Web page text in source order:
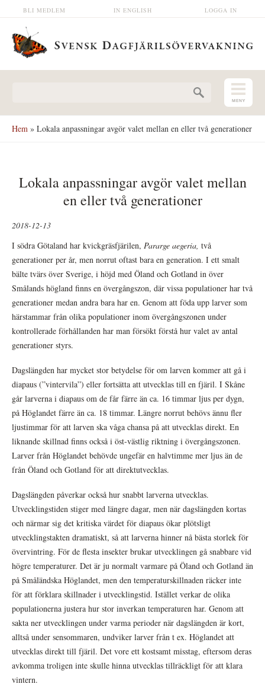
Hoppa till huvudinnehåll LOGGA IN
IN ENGLISH
BLI MEDLEM
Hem » Lokala anpassningar avgör valet mellan en eller två generationer
Lokala anpassningar avgör valet mellan
en eller två generationer
2018-12-13
I södra Götaland har kvickgräsfjärilen, Pararge aegeria, två
generationer per år, men norrut oftast bara en generation. I ett smalt
bälte tvärs över Sverige, i höjd med Öland och Gotland in över
Smålands högland finns en övergångszon, där vissa populationer har två
generationer medan andra bara har en. Genom att föda upp larver som
härstammar från olika populationer inom övergångszonen under
kontrollerade förhållanden har man försökt förstå hur valet av antal
generationer styrs.
Dagslängden har mycket stor betydelse för om larven kommer att gå i
diapaus (”vintervila”) eller fortsätta att utvecklas till en fjäril. I Skåne
går larverna i diapaus om de får färre än ca. 16 timmar ljus per dygn,
på Höglandet färre än ca. 18 timmar. Längre norrut behövs ännu fler
ljustimmar för att larven ska våga chansa på att utvecklas direkt. En
liknande skillnad finns också i öst-västlig riktning i övergångszonen.
Larver från Höglandet behövde ungefär en halvtimme mer ljus än de
från Öland och Gotland för att direktutvecklas.
Dagslängden påverkar också hur snabbt larverna utvecklas.
Utvecklingstiden stiger med längre dagar, men när dagslängden kortas
och närmar sig det kritiska värdet för diapaus ökar plötsligt
utvecklingstakten dramatiskt, så att larverna hinner nå bästa storlek för
övervintring. För de flesta insekter brukar utvecklingen gå snabbare vid
högre temperaturer. Det är ju normalt varmare på Öland och Gotland än
på Småländska Höglandet, men den temperaturskillnaden räcker inte
för att förklara skillnader i utvecklingstid. Istället verkar de olika
populationerna justera hur stor inverkan temperaturen har. Genom att
sakta ner utvecklingen under varma perioder när dagslängden är kort,
alltså under sensommaren, undviker larver från t ex. Höglandet att
utvecklas direkt till fjäril. Det vore ett kostsamt misstag, eftersom deras
avkomma troligen inte skulle hinna utvecklas tillräckligt för att klara
vintern.